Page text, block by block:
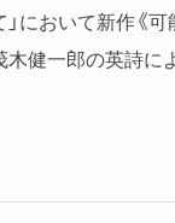
」において新作《
木健一郎の英詩に